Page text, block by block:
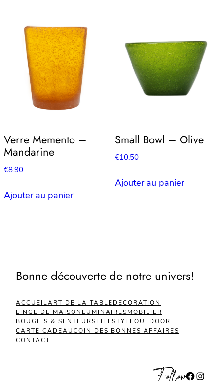
Verre Memento –
Mandarine
€8.90
Ajouter au panier
Small Bowl – Olive
€10.50
Ajouter au panier
Bonne découverte de notre univers!
ACCUEILART DE LA TABLEDECORATION
LINGE DE MAISON LUMINAIRESMOBILIER
BOUGIES & SENTEURSLIFESTYLEOUTDOOR
CARTE CADEAUCOIN DES BONNES AFFAIRES
CONTACT
FollowFacebook Instagram